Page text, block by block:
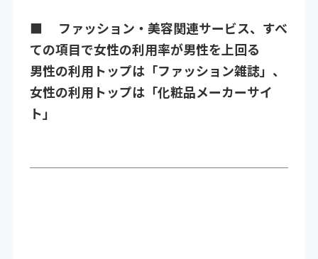
■ ファッション・美容関連サービス、すべ
ての項目で女性の利用率が男性を上回る
男性の利用トップは「ファッション雑誌」、
女性の利用トップは「化粧品メーカーサイ
ト」